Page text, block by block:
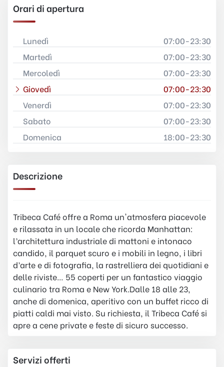
Orari di apertura
Lunedì
07:00-23:30
Martedì
07:00-23:30
Mercoledì
07:00-23:30
Giovedì
07:00-23:30
Venerdì
07:00-23:30
Sabato
07:00-23:30
Domenica
18:00-23:30
Descrizione
Tribeca Café offre a Roma un'atmosfera piacevole
e rilassata in un locale che ricorda Manhattan:
l’architettura industriale di mattoni e intonaco
candido, il parquet scuro e i mobili in legno, i libri
d’arte e di fotografia, la rastrelliera dei quotidiani e
delle riviste… 55 coperti per un fantastico viaggio
culinario tra Roma e New York.Dalle 18 alle 23,
anche di domenica, aperitivo con un buffet ricco di
piatti caldi mai visto. Su richiesta, il Tribeca Café si
apre a cene private e feste di sicuro successo.
Servizi offerti